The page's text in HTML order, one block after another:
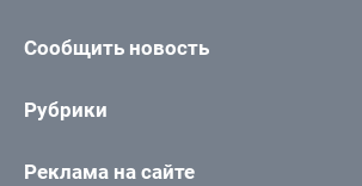
Сообщить новость
Рубрики
Реклама на сайте